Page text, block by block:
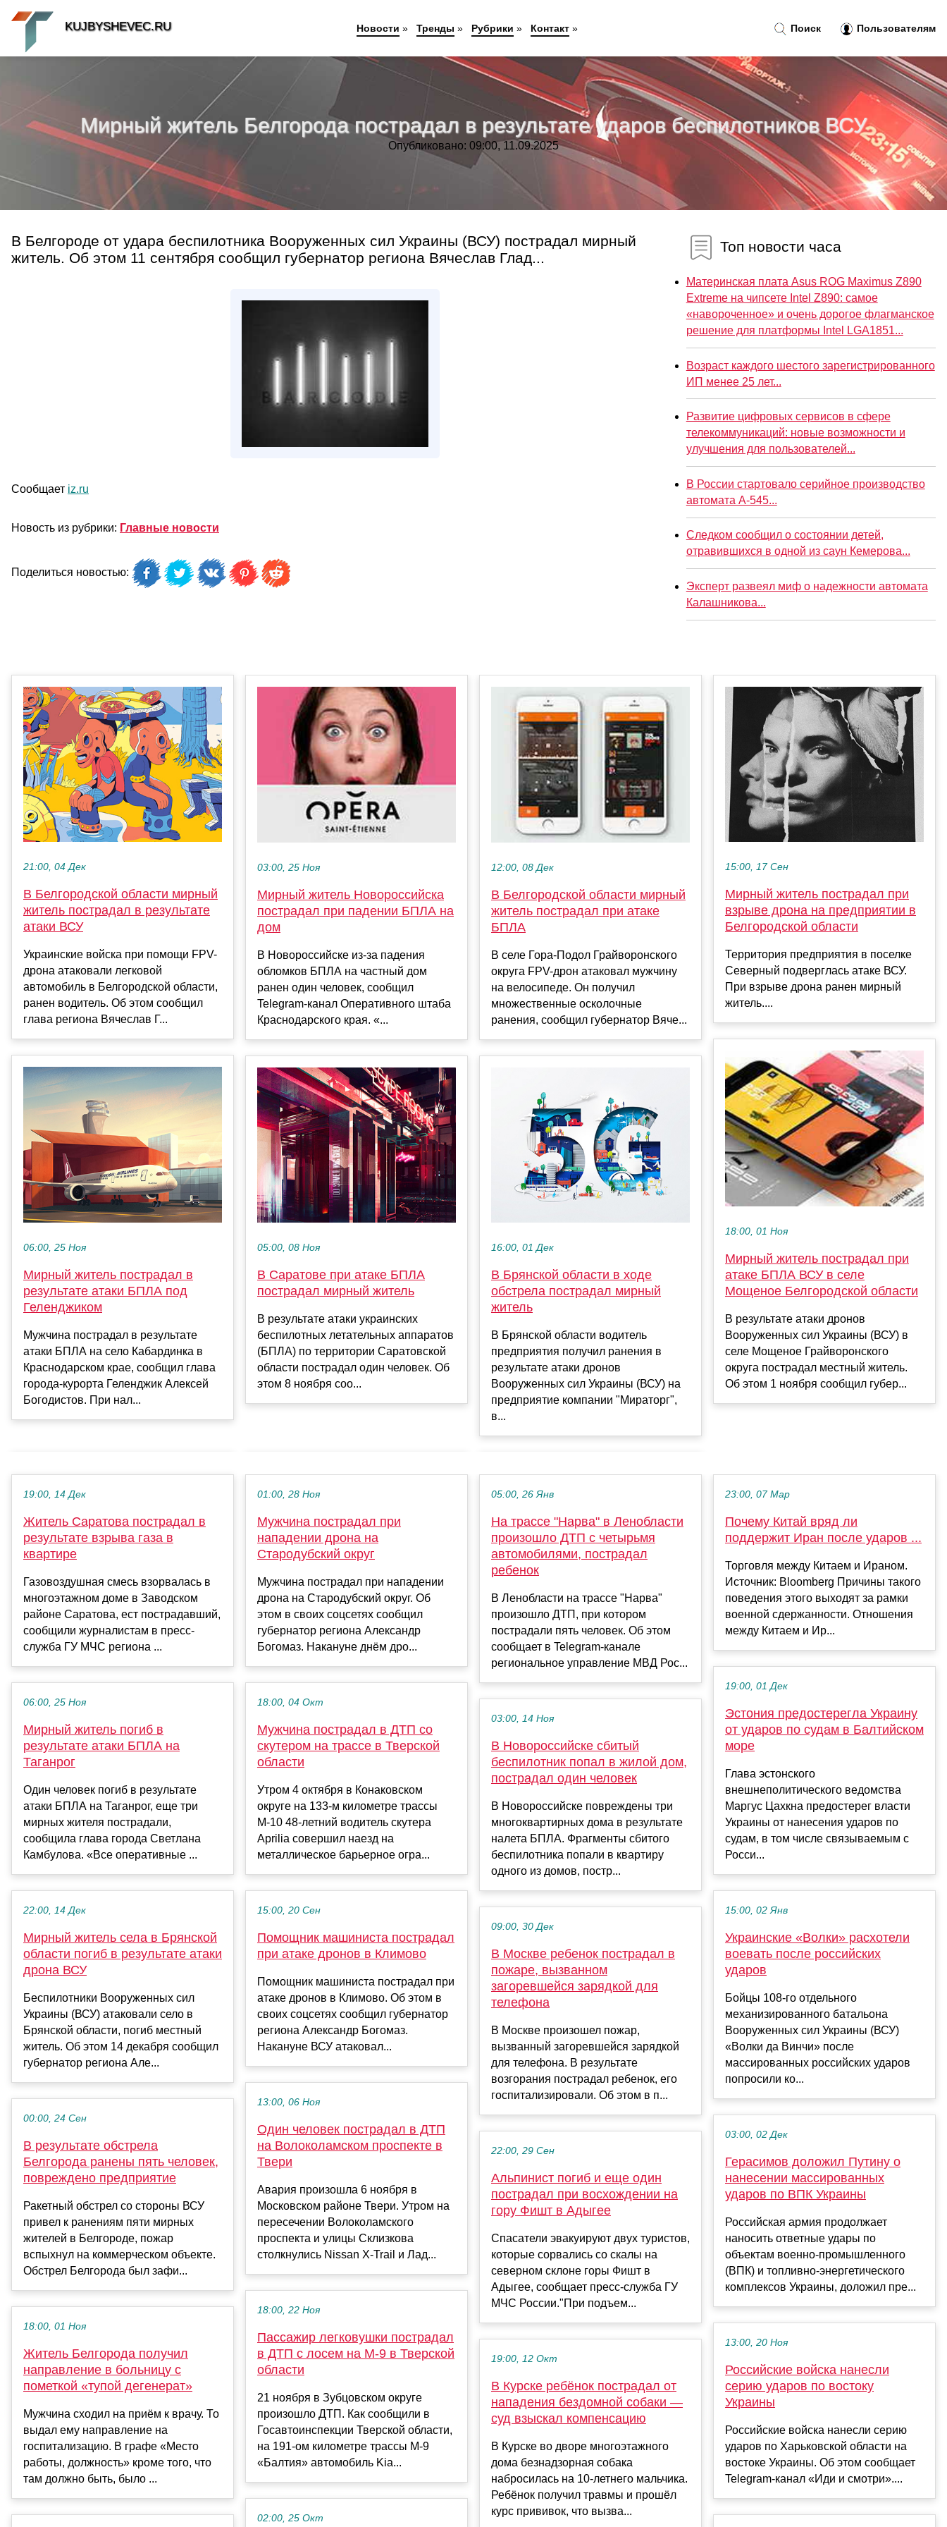
Мирный житель Белгорода пострадал в результате ударов беспилотников ВСУ
Опубликовано: 09:00, 11.09.2025
В Белгороде от удара беспилотника Вооруженных сил Украины (ВСУ) пострадал мирный
житель. Об этом 11 сентября сообщил губернатор региона Вячеслав Глад...
Сообщает iz.ru
Новость из рубрики: Главные новости
Поделиться новостью:
Топ новости часа
Материнская плата Asus ROG Maximus Z890
Extreme на чипсете Intel Z890: самое
«навороченное» и очень дорогое флагманское
решение для платформы Intel LGA1851...
Возраст каждого шестого зарегистрированного
ИП менее 25 лет...
Развитие цифровых сервисов в сфере
телекоммуникаций: новые возможности и
улучшения для пользователей...
В России стартовало серийное производство
автомата А-545...
Следком сообщил о состоянии детей,
отравившихся в одной из саун Кемерова...
Эксперт развеял миф о надежности автомата
Калашникова...
21:00, 04 Дек
В Белгородской области мирный
житель пострадал в результате
атаки ВСУ
Украинские войска при помощи FPV-
дрона атаковали легковой
автомобиль в Белгородской области,
ранен водитель. Об этом сообщил
глава региона Вячеслав Г...
06:00, 25 Ноя
Мирный житель пострадал в
результате атаки БПЛА под
Геленджиком
Мужчина пострадал в результате
атаки БПЛА на село Кабардинка в
Краснодарском крае, сообщил глава
города-курорта Геленджик Алексей
Богодистов. При нал...
03:00, 25 Ноя
Мирный житель Новороссийска
пострадал при падении БПЛА на
дом
В Новороссийске из-за падения
обломков БПЛА на частный дом
ранен один человек, сообщил
Telegram-канал Оперативного штаба
Краснодарского края. «...
05:00, 08 Ноя
В Саратове при атаке БПЛА
пострадал мирный житель
В результате атаки украинских
беспилотных летательных аппаратов
(БПЛА) по территории Саратовской
области пострадал один человек. Об
этом 8 ноября соо...
12:00, 08 Дек
В Белгородской области мирный
житель пострадал при атаке
БПЛА
В селе Гора-Подол Грайворонского
округа FPV-дрон атаковал мужчину
на велосипеде. Он получил
множественные осколочные
ранения, сообщил губернатор Вяче...
16:00, 01 Дек
В Брянской области в ходе
обстрела пострадал мирный
житель
В Брянской области водитель
предприятия получил ранения в
результате атаки дронов
Вооруженных сил Украины (ВСУ) на
предприятие компании "Мираторг",
в...
15:00, 17 Сен
Мирный житель пострадал при
взрыве дрона на предприятии в
Белгородской области
Территория предприятия в поселке
Северный подверглась атаке ВСУ.
При взрыве дрона ранен мирный
житель....
18:00, 01 Ноя
Мирный житель пострадал при
атаке БПЛА ВСУ в селе
Мощеное Белгородской области
В результате атаки дронов
Вооруженных сил Украины (ВСУ) в
селе Мощеное Грайворонского
округа пострадал местный житель.
Об этом 1 ноября сообщил губер...
19:00, 14 Дек
Житель Саратова пострадал в
результате взрыва газа в
квартире
Газовоздушная смесь взорвалась в
многоэтажном доме в Заводском
районе Саратова, ест пострадавший,
сообщили журналистам в пресс-
служба ГУ МЧС региона ...
06:00, 25 Ноя
Мирный житель погиб в
результате атаки БПЛА на
Таганрог
Один человек погиб в результате
атаки БПЛА на Таганрог, еще три
мирных жителя пострадали,
сообщила глава города Светлана
Камбулова. «Все оперативные ...
22:00, 14 Дек
Мирный житель села в Брянской
области погиб в результате атаки
дрона ВСУ
Беспилотники Вооруженных сил
Украины (ВСУ) атаковали село в
Брянской области, погиб местный
житель. Об этом 14 декабря сообщил
губернатор региона Але...
00:00, 24 Сен
В результате обстрела
Белгорода ранены пять человек,
повреждено предприятие
Ракетный обстрел со стороны ВСУ
привел к ранениям пяти мирных
жителей в Белгороде, пожар
вспыхнул на коммерческом объекте.
Обстрел Белгорода был зафи...
18:00, 01 Ноя
Житель Белгорода получил
направление в больницу с
пометкой «тупой дегенерат»
Мужчина сходил на приём к врачу. То
выдал ему направление на
госпитализацию. В графе «Место
работы, должность» кроме того, что
там должно быть, было ...
01:00, 28 Ноя
Мужчина пострадал при
нападении дрона на
Стародубский округ
Мужчина пострадал при нападении
дрона на Стародубский округ. Об
этом в своих соцсетях сообщил
губернатор региона Александр
Богомаз. Накануне днём дро...
18:00, 04 Окт
Мужчина пострадал в ДТП со
скутером на трассе в Тверской
области
Утром 4 октября в Конаковском
округе на 133-м километре трассы
М-10 48-летний водитель скутера
Aprilia совершил наезд на
металлическое барьерное огра...
15:00, 20 Сен
Помощник машиниста пострадал
при атаке дронов в Климово
Помощник машиниста пострадал при
атаке дронов в Климово. Об этом в
своих соцсетях сообщил губернатор
региона Александр Богомаз.
Накануне ВСУ атаковал...
13:00, 06 Ноя
Один человек пострадал в ДТП
на Волоколамском проспекте в
Твери
Авария произошла 6 ноября в
Московском районе Твери. Утром на
пересечении Волоколамского
проспекта и улицы Склизкова
столкнулись Nissan X-Trail и Лад...
18:00, 22 Ноя
Пассажир легковушки пострадал
в ДТП с лосем на М-9 в Тверской
области
21 ноября в Зубцовском округе
произошло ДТП. Как сообщили в
Госавтоинспекции Тверской области,
на 191-ом километре трассы М-9
«Балтия» автомобиль Kia...
02:00, 25 Окт
05:00, 26 Янв
На трассе "Нарва" в Ленобласти
произошло ДТП с четырьмя
автомобилями, пострадал
ребенок
В Ленобласти на трассе "Нарва"
произошло ДТП, при котором
пострадали пять человек. Об этом
сообщает в Telegram-канале
региональное управление МВД Рос...
03:00, 14 Ноя
В Новороссийске сбитый
беспилотник попал в жилой дом,
пострадал один человек
В Новороссийске повреждены три
многоквартирных дома в результате
налета БПЛА. Фрагменты сбитого
беспилотника попали в квартиру
одного из домов, постр...
09:00, 30 Дек
В Москве ребенок пострадал в
пожаре, вызванном
загоревшейся зарядкой для
телефона
В Москве произошел пожар,
вызванный загоревшейся зарядкой
для телефона. В результате
возгорания пострадал ребенок, его
госпитализировали. Об этом в п...
22:00, 29 Сен
Альпинист погиб и еще один
пострадал при восхождении на
гору Фишт в Адыгее
Спасатели эвакуируют двух туристов,
которые сорвались со скалы на
северном склоне горы Фишт в
Адыгее, сообщает пресс-служба ГУ
МЧС России."При подъем...
19:00, 12 Окт
В Курске ребёнок пострадал от
нападения бездомной собаки —
суд взыскал компенсацию
В Курске во дворе многоэтажного
дома безнадзорная собака
набросилась на 10-летнего мальчика.
Ребёнок получил травмы и прошёл
курс прививок, что вызва...
23:00, 07 Мар
Почему Китай вряд ли
поддержит Иран после ударов ...
Торговля между Китаем и Ираном.
Источник: Bloomberg Причины такого
поведения этого выходят за рамки
военной сдержанности. Отношения
между Китаем и Ир...
19:00, 01 Дек
Эстония предостерегла Украину
от ударов по судам в Балтийском
море
Глава эстонского
внешнеполитического ведомства
Маргус Цахкна предостерег власти
Украины от нанесения ударов по
судам, в том числе связываемым с
Росси...
15:00, 02 Янв
Украинские «Волки» расхотели
воевать после российских
ударов
Бойцы 108-го отдельного
механизированного батальона
Вооруженных сил Украины (ВСУ)
«Волки да Винчи» после
массированных российских ударов
попросили ко...
03:00, 02 Дек
Герасимов доложил Путину о
нанесении массированных
ударов по ВПК Украины
Российская армия продолжает
наносить ответные удары по
объектам военно-промышленного
(ВПК) и топливно-энергетического
комплексов Украины, доложил пре...
13:00, 20 Ноя
Российские войска нанесли
серию ударов по востоку
Украины
Российские войска нанесли серию
ударов по Харьковской области на
востоке Украины. Об этом сообщает
Telegram-канал «Иди и смотри»....
Поиск Пользователям
KUJBYSHEVEC.RU Новости » Тренды » Рубрики » Контакт»